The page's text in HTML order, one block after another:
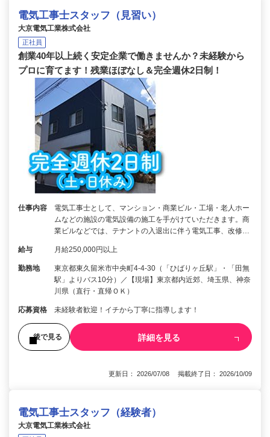
電気工事士スタッフ（見習い）
大京電気工業株式会社
正社員
創業40年以上続く安定企業で働きませんか？未経験から
プロに育てます！残業ほぼなし＆完全週休2日制！
仕事内容
電気工事士として、マンション・商業ビル・工場・老人ホー
ムなどの施設の電気設備の施工を手がけていただきます。商
業ビルなどでは、テナントの入退出に伴う電気工事、改修…
給与 月給250,000円以上
勤務地
東京都東久留米市中央町4-4-30（「ひばりヶ丘駅」・「田無
駅」よりバス10分）／【現場】東京都内近郊、埼玉県、神奈
川県（直行・直帰ＯＫ）
応募資格 未経験者歓迎！イチから丁寧に指導します！
後で見る 詳細を見る
更新日： 2026/07/08 掲載終了日： 2026/10/09
電気工事士スタッフ（経験者）
大京電気工業株式会社